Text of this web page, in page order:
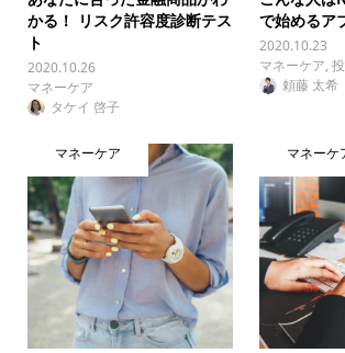
かる！ リスク許容度診断テス
ト
2020.10.26
マネーケア
タケイ 啓子
で始めるア
2020.10.23
マネーケア,
頼藤 太希
マネーケア マネーケ